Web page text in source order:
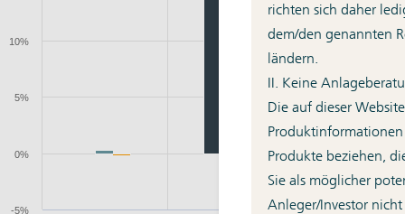
richten sich daher
dem/den genannten
ländern.
II. Keine
Die auf dieser
Produkte beziehen,
Sie als möglicher
Anleger/Investor